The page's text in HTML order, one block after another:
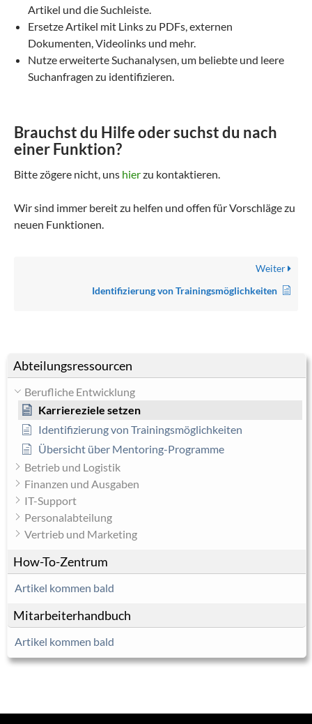
Abteilungsressourcen
Berufliche Entwicklung
Karriereziele setzen
Identifizierung von Trainingsmöglichkeiten
Übersicht über Mentoring-Programme
Betrieb und Logistik
Finanzen und Ausgaben
IT-Support
Personalabteilung
Vertrieb und Marketing
How-To-Zentrum
Artikel kommen bald
Mitarbeiterhandbuch
Artikel kommen bald
Artikel und die Suchleiste.
Ersetze Artikel mit Links zu PDFs, externen
Dokumenten, Videolinks und mehr.
Nutze erweiterte Suchanalysen, um beliebte und leere
Suchanfragen zu identifizieren.
Brauchst du Hilfe oder suchst du nach
einer Funktion?
Bitte zögere nicht, uns hierzu kontaktieren.
Wir sind immer bereit zu helfen und offen für Vorschläge zu
neuen Funktionen.
Weiter
Identifizierung von Trainingsmöglichkeiten